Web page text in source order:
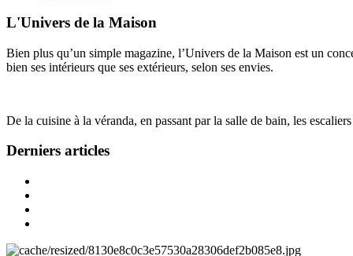
L'Univers de la Maison
Bien plus qu’un simple magazine, l’Univers de la Maison est un
bien ses intérieurs que ses extérieurs, selon ses envies.
De la cuisine à la véranda, en passant par la salle de bain, les
Derniers articles